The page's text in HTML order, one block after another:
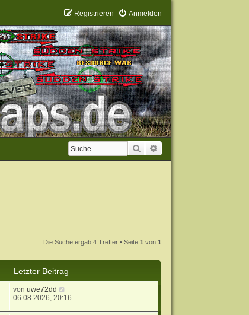
Anmelden
Registrieren
Suche
Die Suche ergab 4 Treffer • Seite1 von1
Letzter Beitrag
vonuwe72dd
06.08.2026, 20:16